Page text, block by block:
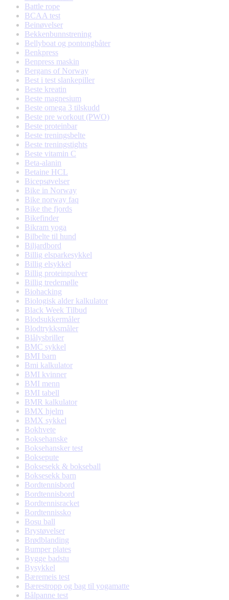
Battle rope
BCAA test
Beinøvelser
Bekkenbunnstrening
Bellyboat og pontongbåter
Benkpress
Benpress maskin
Bergans of Norway
Best i test slankepiller
Beste kreatin
Beste magnesium
Beste omega 3 tilskudd
Beste pre workout (PWO)
Beste proteinbar
Beste treningsbelte
Beste treningstights
Beste vitamin C
Beta-alanin
Betaine HCL
Bicepsøvelser
Bike in Norway
Bike norway faq
Bike the fjords
Bikefinder
Bikram yoga
Bilbelte til hund
Biljardbord
Billig elsparkesykkel
Billig elsykkel
Billig proteinpulver
Billig tredemølle
Biohacking
Biologisk alder kalkulator
Black Week Tilbud
Blodsukkermåler
Blodtrykksmåler
Blålysbriller
BMC sykkel
BMI barn
Bmi kalkulator
BMI kvinner
BMI menn
BMI tabell
BMR kalkulator
BMX hjelm
BMX sykkel
Bokhvete
Boksehanske
Boksehansker test
Boksepute
Boksesekk & bokseball
Boksesekk barn
Bordtennisbord
Bordtennisbord
Bordtennisracket
Bordtennissko
Bosu ball
Brystøvelser
Brødblanding
Bumper plates
Bygge badstu
Bysykkel
Bæremeis test
Bærestropp og bag til yogamatte
Bålpanne test